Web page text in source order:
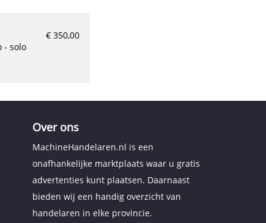
€ 350,00
Over ons
MachineHandelaren.nl is een
onafhankelijke marktplaats waar u gratis
advertenties kunt plaatsen. Daarnaast
bieden wij een handig overzicht van
handelaren in elke provincie.